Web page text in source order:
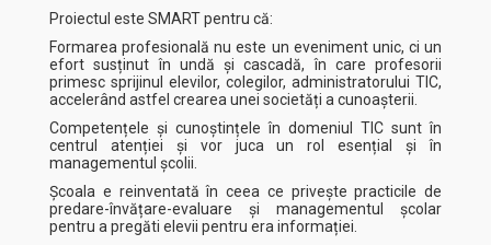
Proiectul este SMART pentru că:
Formarea profesională nu este un eveniment unic, ci un
efort susținut în undă și cascadă, în care profesorii
primesc sprijinul elevilor, colegilor, administratorului TIC,
accelerând astfel crearea unei societăți a cunoașterii.
Competențele și cunoștințele în domeniul TIC sunt în
centrul atenției și vor juca un rol esențial și în
managementul școlii.
Școala e reinventată în ceea ce privește practicile de
predare-învățare-evaluare și managementul școlar
pentru a pregăti elevii pentru era informației.